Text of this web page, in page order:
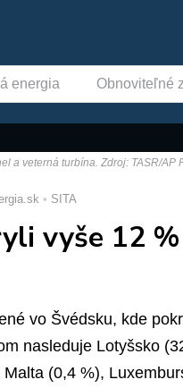
energia Obnoviteľné
a veterná turbína. Zdroj: TASR/AP
SITA
vyše 12 %
vo Švédsku, kde
nasleduje Lotyšsko
(0,4 %),